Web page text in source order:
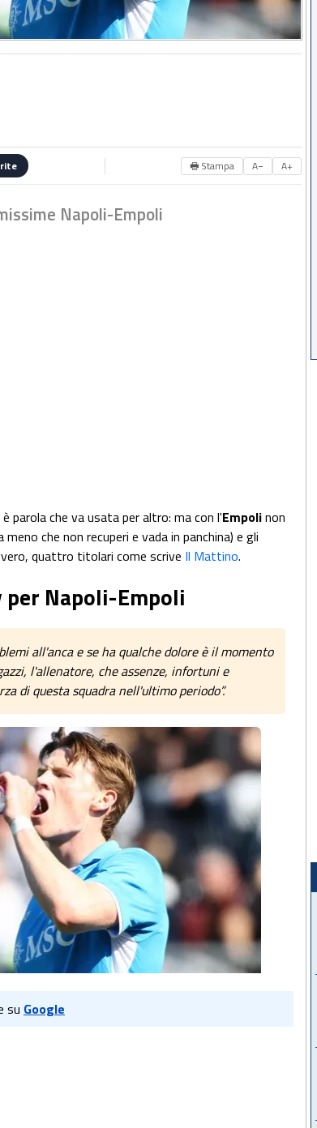
🖶 Stampa A− A+
Napoli-Empoli
parola che va usata per altro: ma con l'Empolinon
meno che non recuperi e vada in panchina) e gli
quattro titolari come scrive Il Mattino.
per Napoli-Empoli
all'anca e se ha qualche dolore è il momento
l'allenatore, che assenze, infortuni e
di questa squadra nell'ultimo periodo”.
su Google